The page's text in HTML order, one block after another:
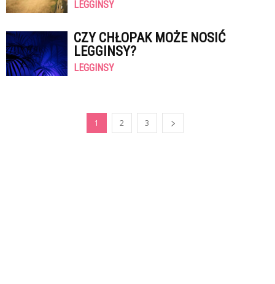
LEGGINSY
CZY CHŁOPAK MOŻE NOSIĆ
LEGGINSY?
LEGGINSY
1 2 3